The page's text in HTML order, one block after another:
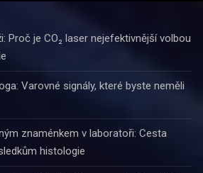
Proč je CO₂ laser nejefektivnější volbou
Varovné signály, které byste neměli
znaménkem v laboratoři: Cesta
histologie